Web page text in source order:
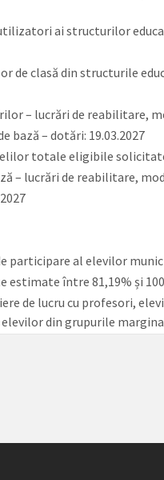
utilizatori ai structurilor
de clasă din structurile
– lucrări de reabilitare,
bază – dotări: 19.03.2027
totale eligibile
– lucrări de reabilitare,
participare al elevilor
estimate între 81,19% și
de lucru cu profesori,
din grupurile